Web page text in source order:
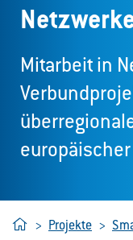
Mitarbeit in
HomeProjekte